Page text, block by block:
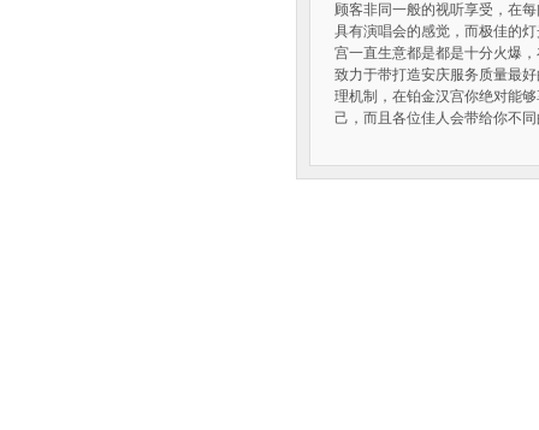
顾客非同一般的视听享受，在
具有演唱会的感觉，而极佳的
宫一直生意都是都是十分火爆
致力于带打造安庆服务质量最
理机制，在铂金汉宫你绝对能
己，而且各位佳人会带给你不